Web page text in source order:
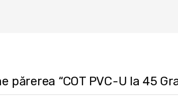
părerea “COT PVC-U la 45